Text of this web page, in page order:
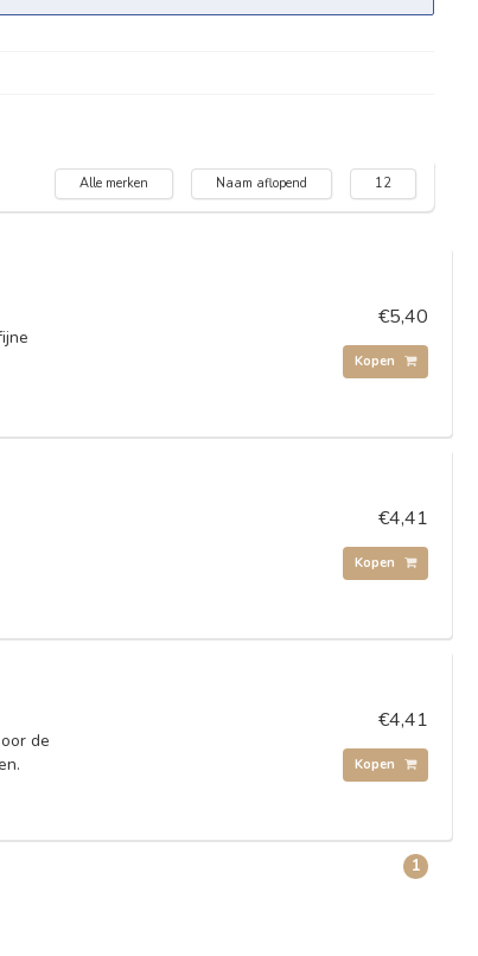
Alle merken Naam aflopend 12
€5,40
Kopen
€4,41
Kopen
de
€4,41
Kopen
1